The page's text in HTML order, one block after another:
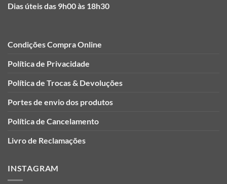
Dias úteis das 9h00 às 18h30
Condições Compra Online
Política de Privacidade
Política de Trocas & Devoluções
Portes de envio dos produtos
Política de Cancelamento
Livro de Reclamações
INSTAGRAM